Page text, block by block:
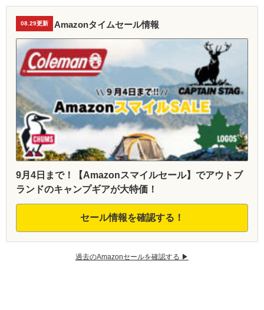
08.29更新 Amazonタイムセール情報
9月4日まで！【Amazonスマイルセール】でアウトブ
ランドのキャンプギアが大特価！
セール情報を確認する！
過去のAmazonセールを確認する ▶︎